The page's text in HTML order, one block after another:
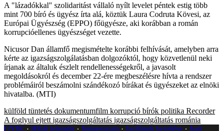
A "lázadókkal" szolidaritást vállaló nyílt levelet péntek estig több
mint 700 bíró és ügyész írta alá, köztük Laura Codruta Kövesi, az
Európai Ügyészség (EPPO) főügyésze, aki korábban a román
korrupcióellenes ügyészséget vezette.
Nicusor Dan államfő megismételte korábbi felhívását, amelyben arra
kérte az igazságszolgálatásban dolgozóktól, hogy közvetlenül neki
írjanak az általuk észlelt rendellenességekről, a javasolt
megoldásokról és december 22-ére megbeszélésre hívta a rendszer
problémáiról beszámolni szándékozó bírákat és ügyészeket az elnöki
hivatalba. (MTI)
külföld tüntetés dokumentumfilm korrupció bírók politika Recorder
A foglyul ejtett igazságszolgáltatás igazságszolgáltatás románia
GYIK
Hibát jelentek Impresszum Javítások kezelése Jogi